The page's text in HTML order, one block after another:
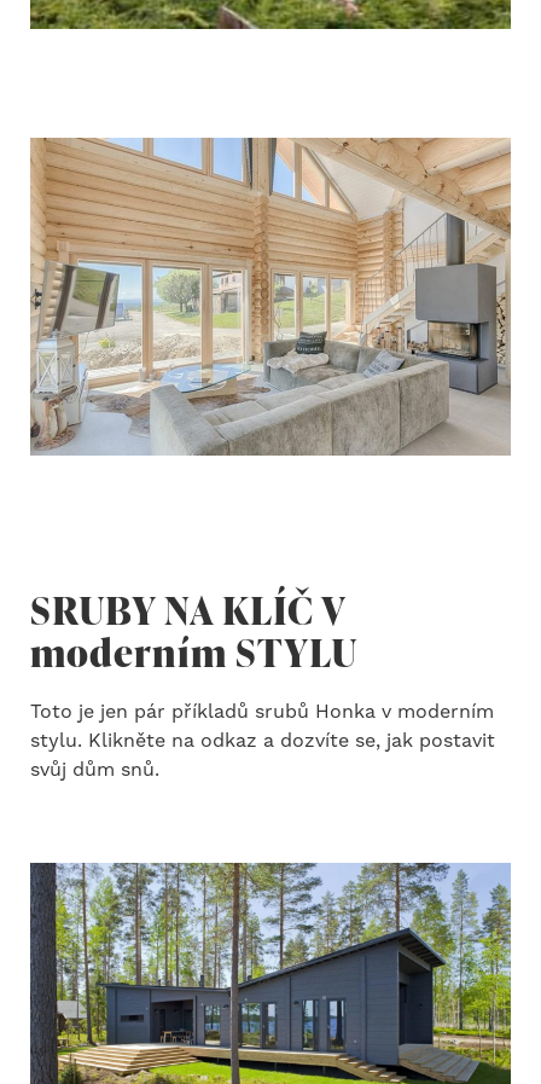
SRUBY NA KLÍČ V
moderním STYLU
Toto je jen pár příkladů srubů Honka v moderním
stylu. Klikněte na odkaz a dozvíte se, jak postavit
svůj dům snů.